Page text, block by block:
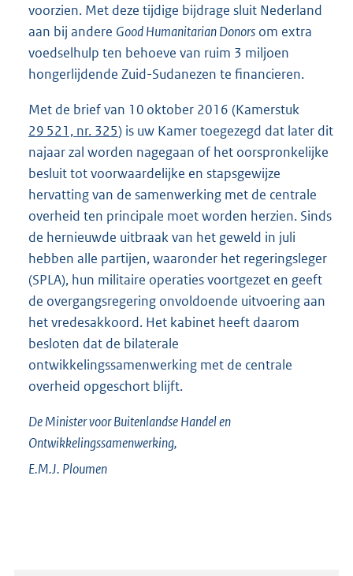
voorzien. Met deze tijdige bijdrage sluit Nederland
aan bij andere Good Humanitarian Donors om extra
voedselhulp ten behoeve van ruim 3 miljoen
hongerlijdende Zuid-Sudanezen te financieren.
Met de brief van 10 oktober 2016 (Kamerstuk
29 521, nr. 325) is uw Kamer toegezegd dat later dit
najaar zal worden nagegaan of het oorspronkelijke
besluit tot voorwaardelijke en stapsgewijze
hervatting van de samenwerking met de centrale
overheid ten principale moet worden herzien. Sinds
de hernieuwde uitbraak van het geweld in juli
hebben alle partijen, waaronder het regeringsleger
(SPLA), hun militaire operaties voortgezet en geeft
de overgangsregering onvoldoende uitvoering aan
het vredesakkoord. Het kabinet heeft daarom
besloten dat de bilaterale
ontwikkelingssamenwerking met de centrale
overheid opgeschort blijft.
De Minister voor Buitenlandse Handel en
Ontwikkelingssamenwerking,
E.M.J. Ploumen